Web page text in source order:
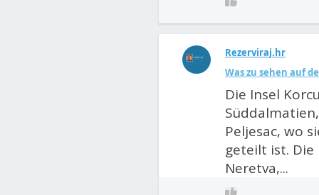
Rezerviraj.hr
Was zu sehen auf
Die Insel
Peljesac, wo
geteilt ist. Die
Neretva,...